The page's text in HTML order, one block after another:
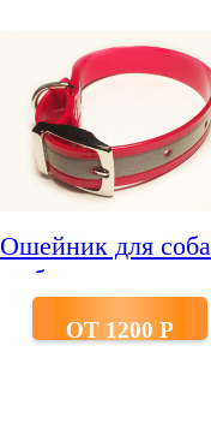
Ошейник для
из биотана со
шир.25 мм
ОТ 1200 P